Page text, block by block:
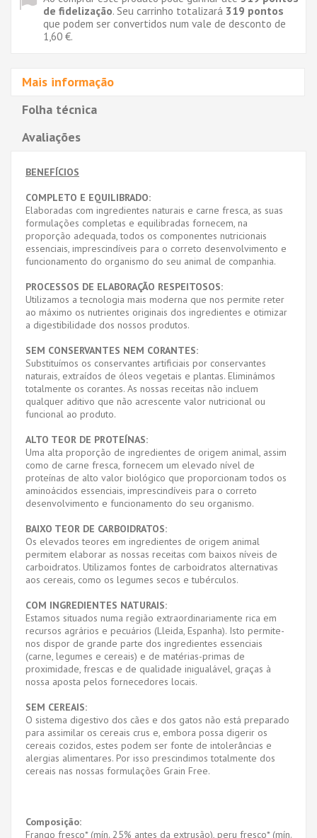
de fidelização. Seu carrinho totalizará 319 pontos
que podem ser convertidos num vale de desconto de
1,60 €.
Mais informação
Folha técnica
Avaliações
BENEFÍCIOS
COMPLETO E EQUILIBRADO:
Elaboradas com ingredientes naturais e carne fresca, as suas
formulações completas e equilibradas fornecem, na
proporção adequada, todos os componentes nutricionais
essenciais, imprescindíveis para o correto desenvolvimento e
funcionamento do organismo do seu animal de companhia.
PROCESSOS DE ELABORAÇÃO RESPEITOSOS:
Utilizamos a tecnologia mais moderna que nos permite reter
ao máximo os nutrientes originais dos ingredientes e otimizar
a digestibilidade dos nossos produtos.
SEM CONSERVANTES NEM CORANTES:
Substituímos os conservantes artificiais por conservantes
naturais, extraídos de óleos vegetais e plantas. Eliminámos
totalmente os corantes. As nossas receitas não incluem
qualquer aditivo que não acrescente valor nutricional ou
funcional ao produto.
ALTO TEOR DE PROTEÍNAS:
Uma alta proporção de ingredientes de origem animal, assim
como de carne fresca, fornecem um elevado nível de
proteínas de alto valor biológico que proporcionam todos os
aminoácidos essenciais, imprescindíveis para o correto
desenvolvimento e funcionamento do seu organismo.
BAIXO TEOR DE CARBOIDRATOS:
Os elevados teores em ingredientes de origem animal
permitem elaborar as nossas receitas com baixos níveis de
carboidratos. Utilizamos fontes de carboidratos alternativas
aos cereais, como os legumes secos e tubérculos.
COM INGREDIENTES NATURAIS:
Estamos situados numa região extraordinariamente rica em
recursos agrários e pecuários (Lleida, Espanha). Isto permite-
nos dispor de grande parte dos ingredientes essenciais
(carne, legumes e cereais) e de matérias-primas de
proximidade, frescas e de qualidade inigualável, graças à
nossa aposta pelos fornecedores locais.
SEM CEREAIS:
O sistema digestivo dos cães e dos gatos não está preparado
para assimilar os cereais crus e, embora possa digerir os
cereais cozidos, estes podem ser fonte de intolerâncias e
alergias alimentares. Por isso prescindimos totalmente dos
cereais nas nossas formulações Grain Free.
Composição:
Frango fresco* (mín. 25% antes da extrusão), peru fresco* (mín.